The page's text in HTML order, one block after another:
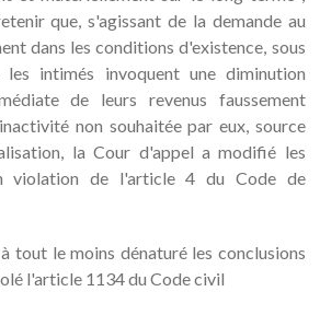
que, s'agissant de la demande au
dans les conditions d'existence, sous
les intimés invoquent une diminution
de leurs revenus faussement
non souhaitée par eux, source
la Cour d'appel a modifié les
violation de l'article 4 du Code de
tout le moins dénaturé les conclusions
l'article 1134 du Code civil